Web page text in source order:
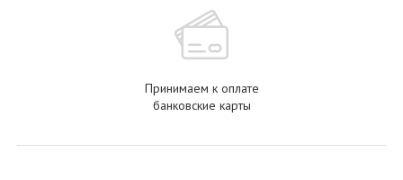
Принимаем к оплате
банковские карты